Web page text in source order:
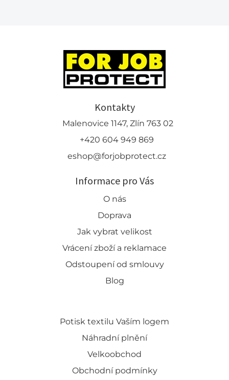
Kontakty
Malenovice 1147, Zlín 763 02
+420 604 949 869
eshop@forjobprotect.cz
Informace pro Vás
O nás
Doprava
Jak vybrat velikost
Vrácení zboží a reklamace
Odstoupení od smlouvy
Blog
Potisk textilu Vaším logem
Náhradní plnění
Velkoobchod
Obchodní podmínky